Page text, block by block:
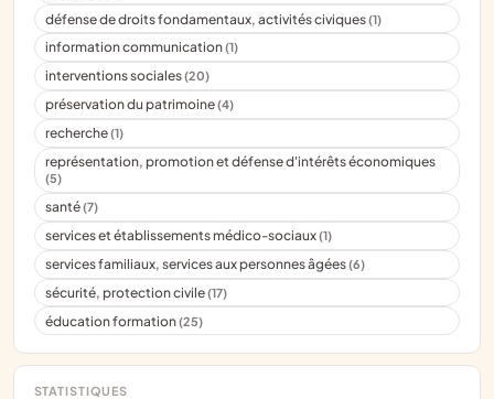
défense de droits fondamentaux, activités civiques(1)
information communication(1)
interventions sociales(20)
préservation du patrimoine(4)
recherche(1)
représentation, promotion et défense d'intérêts économiques
(5)
santé(7)
services et établissements médico-sociaux(1)
services familiaux, services aux personnes âgées(6)
sécurité, protection civile(17)
éducation formation(25)
STATISTIQUES